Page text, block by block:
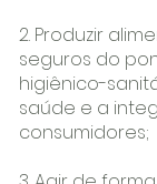
2. Produzir
seguros do
higiênico-
saúde e a
consumidores;